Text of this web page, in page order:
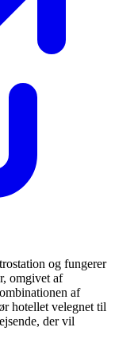
og fungerer
omgivet af
af
hotellet velegnet til
der vil